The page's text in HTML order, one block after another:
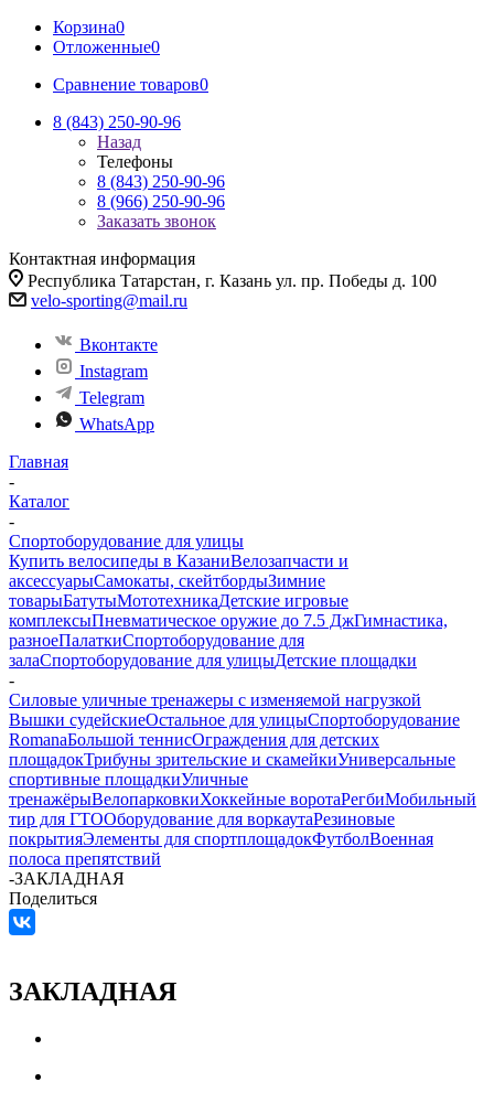
Корзина0
Отложенные0
Сравнение товаров0
8 (843) 250-90-96
Назад
Телефоны
8 (843) 250-90-96
8 (966) 250-90-96
Заказать звонок
Контактная информация
Республика Татарстан, г. Казань ул. пр. Победы д. 100
velo-sporting@mail.ru
Вконтакте
Instagram
Telegram
WhatsApp
Главная
-
Каталог
-
Спортоборудование для улицы
Купить велосипеды в КазаниВелозапчасти и
аксессуарыСамокаты, скейтбордыЗимние
товарыБатутыМототехникаДетские игровые
комплексыПневматическое оружие до 7.5 ДжГимнастика,
разноеПалаткиСпортоборудование для
залаСпортоборудование для улицыДетские площадки
-
Силовые уличные тренажеры с изменяемой нагрузкой
Вышки судейскиеОстальное для улицыСпортоборудование
RomanaБольшой теннисОграждения для детских
площадокТрибуны зрительские и скамейкиУниверсальные
спортивные площадкиУличные
тренажёрыВелопарковкиХоккейные воротаРегбиМобильный
тир для ГТООборудование для воркаутаРезиновые
покрытияЭлементы для спортплощадокФутболВоенная
полоса препятствий
-ЗАКЛАДНАЯ
Поделиться
ЗАКЛАДНАЯ